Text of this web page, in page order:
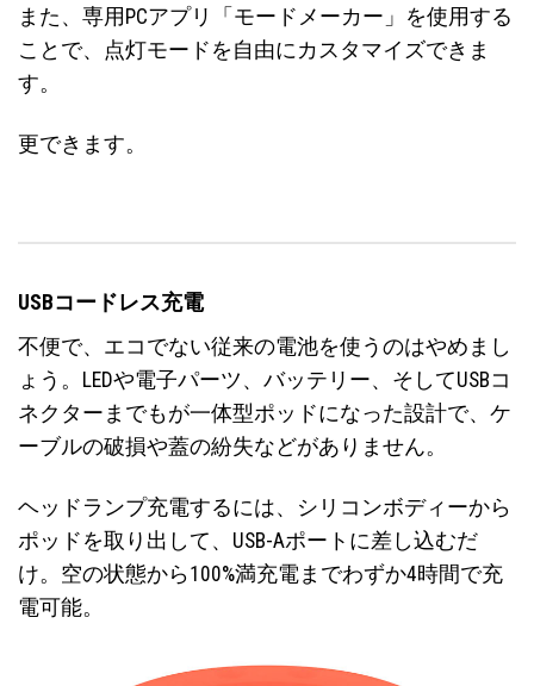
また、専用PCアプリ「モードメーカー」を使用する
ことで、点灯モードを自由にカスタマイズできま
す。
更できます。
USBコードレス充電
不便で、エコでない従来の電池を使うのはやめまし
ょう。LEDや電子パーツ、バッテリー、そしてUSBコ
ネクターまでもが一体型ポッドになった設計で、ケ
ーブルの破損や蓋の紛失などがありません。
ヘッドランプ充電するには、シリコンボディーから
ポッドを取り出して、USB-Aポートに差し込むだ
け。空の状態から100%満充電までわずか4時間で充
電可能。